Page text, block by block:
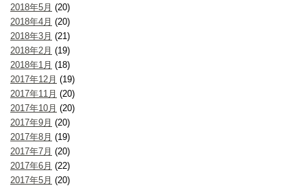
2018年5月 (20)
2018年4月 (20)
2018年3月 (21)
2018年2月 (19)
2018年1月 (18)
2017年12月 (19)
2017年11月 (20)
2017年10月 (20)
2017年9月 (20)
2017年8月 (19)
2017年7月 (20)
2017年6月 (22)
2017年5月 (20)